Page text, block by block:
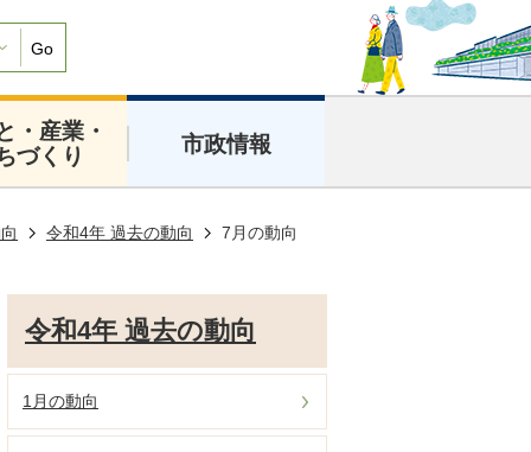
Go
・産業・
づくり
市政情報
令和4年 過去の動向 7月の動向
令和4年 過去の動向
1月の動向